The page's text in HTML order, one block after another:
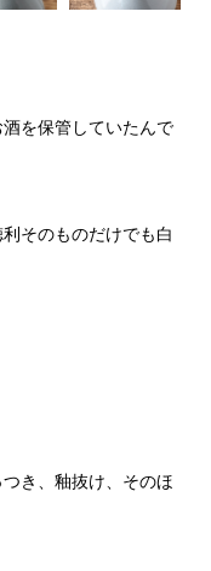
を保管していたんで
そのものだけでも白
き、釉抜け、そのほ